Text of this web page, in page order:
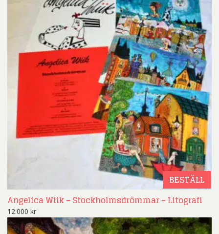
BESTÄLL
Angelica Wiik – Stockholmsdrömmar – Litografi
12.000 kr